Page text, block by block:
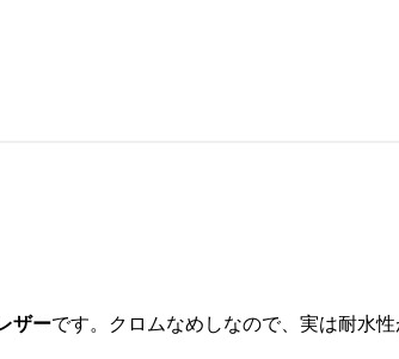
ザーです。クロムなめしなので、実は耐水